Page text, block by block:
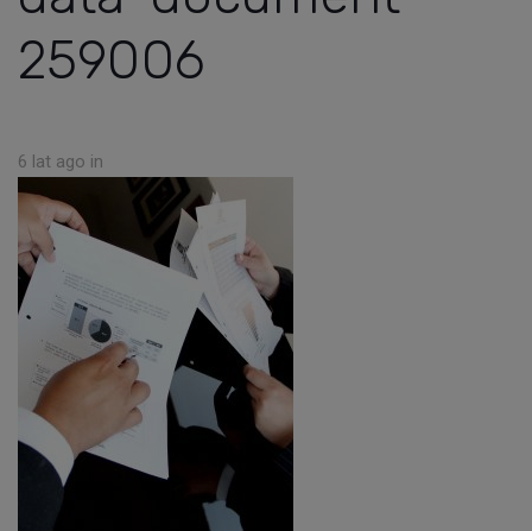
259006
6 lat ago in